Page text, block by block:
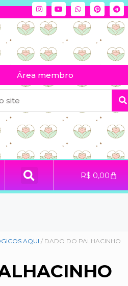
Área membro
R$ 0,00
AQUI / DADO DO PALHACINHO